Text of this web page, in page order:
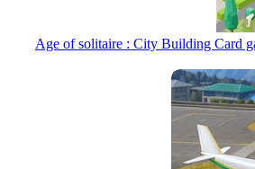
Age of solitaire : City Building Card